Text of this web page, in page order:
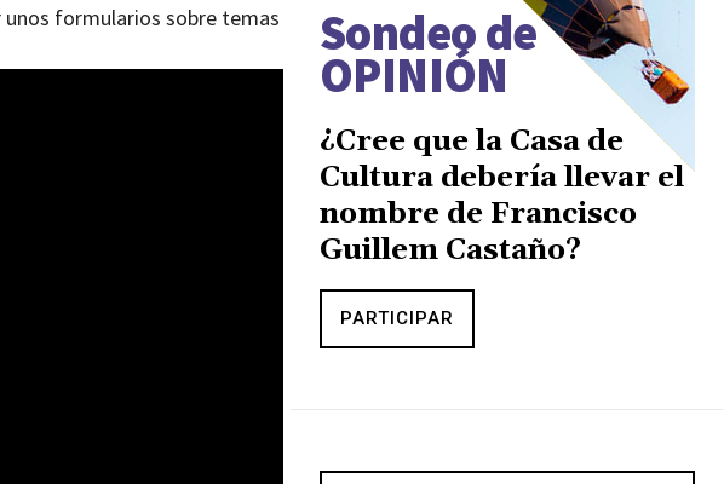
unos formularios sobre temas
Sondeo de
OPINIÓN
¿Cree que la Casa de
Cultura debería llevar el
nombre de Francisco
Guillem Castaño?
PARTICIPAR